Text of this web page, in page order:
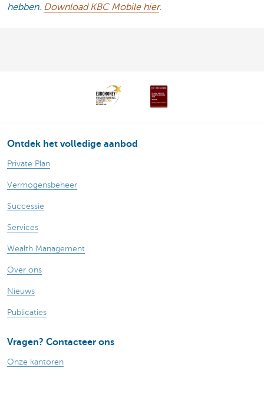
hebben. Download KBC Mobile hier.
Ontdek het volledige aanbod
Private Plan
Vermogensbeheer
Successie
Services
Wealth Management
Over ons
Nieuws
Publicaties
Vragen? Contacteer ons
Onze kantoren